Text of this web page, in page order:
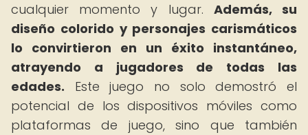
cualquier momento y lugar. Además, su
diseño colorido y personajes carismáticos
lo convirtieron en un éxito instantáneo,
atrayendo a jugadores de todas las
edades. Este juego no solo demostró el
potencial de los dispositivos móviles como
plataformas de juego, sino que también